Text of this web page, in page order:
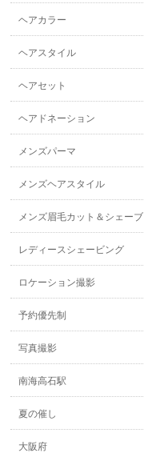
ヘアカラー
ヘアスタイル
ヘアセット
ヘアドネーション
メンズパーマ
メンズヘアスタイル
メンズ眉毛カット＆シェーブ
レディースシェービング
ロケーション撮影
予約優先制
写真撮影
南海高石駅
夏の催し
大阪府